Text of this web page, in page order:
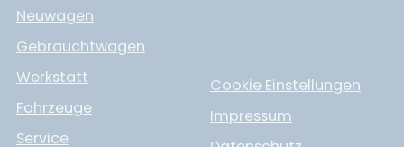
Neuwagen
Gebrauchtwagen
Werkstatt
Fahrzeuge
Service
Cookie Einstellungen
Impressum